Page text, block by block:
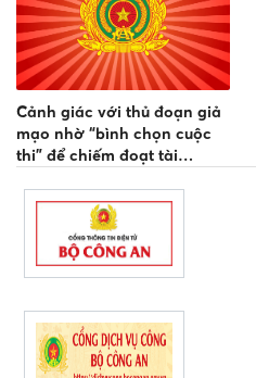
Cảnh giác với thủ đoạn giả
mạo nhờ “bình chọn cuộc
thi” để chiếm đoạt tài